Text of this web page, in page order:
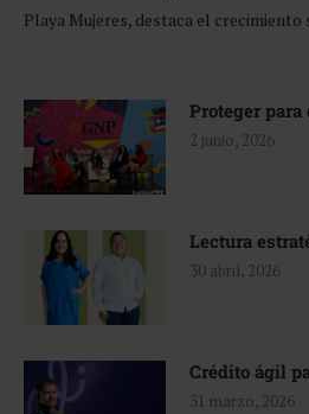
Playa Mujeres, destaca el
Proteger para
2 junio, 2026
Lectura
30 abril, 2026
Crédito ágil
31 marzo, 2026